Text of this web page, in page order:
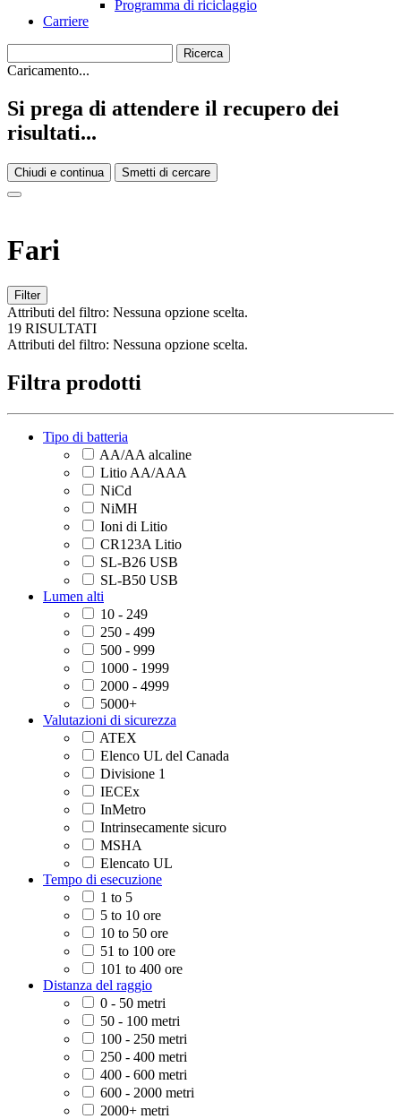
Programma di riciclaggio
Carriere
Caricamento...
Si prega di attendere il recupero dei
risultati...
Chiudi e continua Smetti di cercare
Fari
Filter
Attributi del filtro: Nessuna opzione scelta.
19 RISULTATI
Attributi del filtro: Nessuna opzione scelta.
Filtra prodotti
Tipo di batteria
AA/AA alcaline
Litio AA/AAA
NiCd
NiMH
Ioni di Litio
CR123A Litio
SL-B26 USB
SL-B50 USB
Lumen alti
10 - 249
250 - 499
500 - 999
1000 - 1999
2000 - 4999
5000+
Valutazioni di sicurezza
ATEX
Elenco UL del Canada
Divisione 1
IECEx
InMetro
Intrinsecamente sicuro
MSHA
Elencato UL
Tempo di esecuzione
1 to 5
5 to 10 ore
10 to 50 ore
51 to 100 ore
101 to 400 ore
Distanza del raggio
0 - 50 metri
50 - 100 metri
100 - 250 metri
250 - 400 metri
400 - 600 metri
600 - 2000 metri
2000+ metri